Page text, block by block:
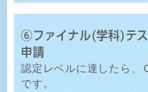
⑥ファイナル(学科)テ
申請
認定レベルに達したら、
です。